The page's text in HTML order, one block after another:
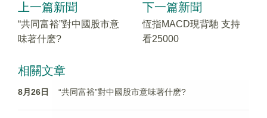
上一篇新聞
“共同富裕”對中國股市意
味著什麽?
下一篇新聞
恆指MACD現背馳 支持
看25000
相關文章
8月26日 “共同富裕”對中國股市意味著什麽?